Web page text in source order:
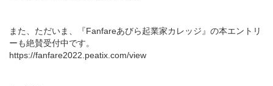
また、ただいま、『Fanfareあびら起業家カレッジ』の本エントリ
ーも絶賛受付中です。
https://fanfare2022.peatix.com/view